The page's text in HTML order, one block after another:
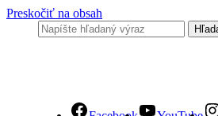
Preskočiť na obsah